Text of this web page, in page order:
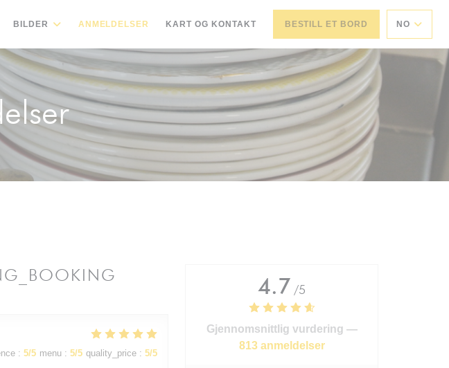
BILDER ANMELDELSER KART OG KONTAKT BESTILL ET BORD NO
: 5/5 menu : 5/5 quality_price : 5/5
4.7 /5
Gjennomsnittlig vurdering —
813 anmeldelser